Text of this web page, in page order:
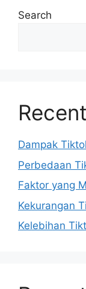
Search
Dampak
Perbedaan
Faktor yang
Kekurangan
Kelebihan